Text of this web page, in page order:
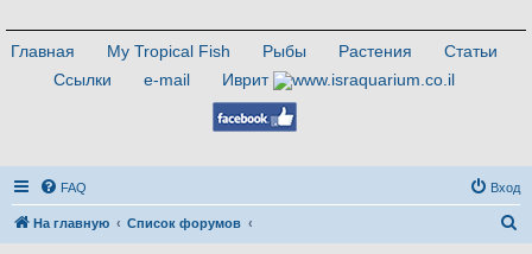
Главная My Tropical Fish Рыбы Растения
Статьи
Ссылки
e-mail Иврит
FAQ Вход
На главную Список форумов